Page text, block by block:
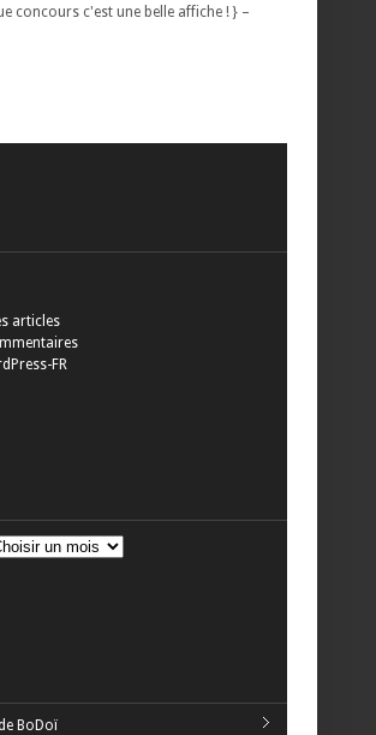
concours c'est une belle affiche ! } –
articles
FR
BoDoï